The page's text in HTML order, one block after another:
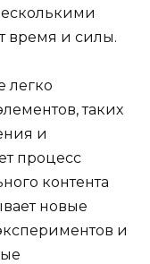
время и силы.
легко
таких
и
процесс
контента
новые
и